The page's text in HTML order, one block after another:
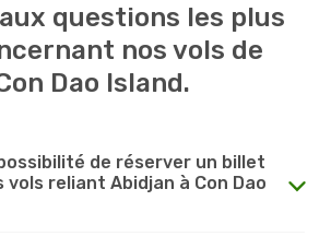
questions les plus
nos vols de
Dao Island.
de réserver un billet
vols reliant Abidjan à Con Dao